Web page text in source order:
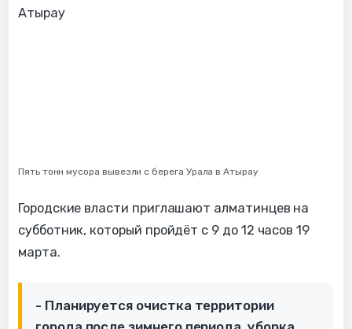
Пять тонн мусора вывезли с берега Урала в Атырау
Городские власти приглашают алматинцев на
субботник, который пройдёт с 9 до 12 часов 19
марта.
- Планируется очистка территории